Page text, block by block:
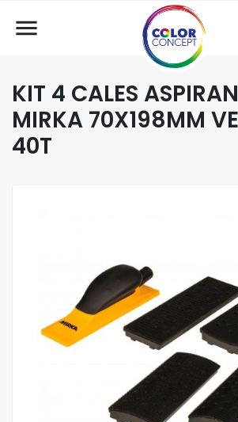

KIT 4 CALES
MIRKA 70X198MM
40T